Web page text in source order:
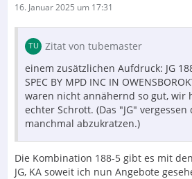
16. Januar 2025 um 17:31
Zitat von tubemaster
einem zusätzlichen Aufdruck: JG
SPEC BY MPD INC IN
waren nicht annähernd so gut, wir
echter Schrott. (Das "JG"
manchmal abzukratzen.)
Die Kombination 188-5 gibt es mit
JG, KA soweit ich nun Angebote